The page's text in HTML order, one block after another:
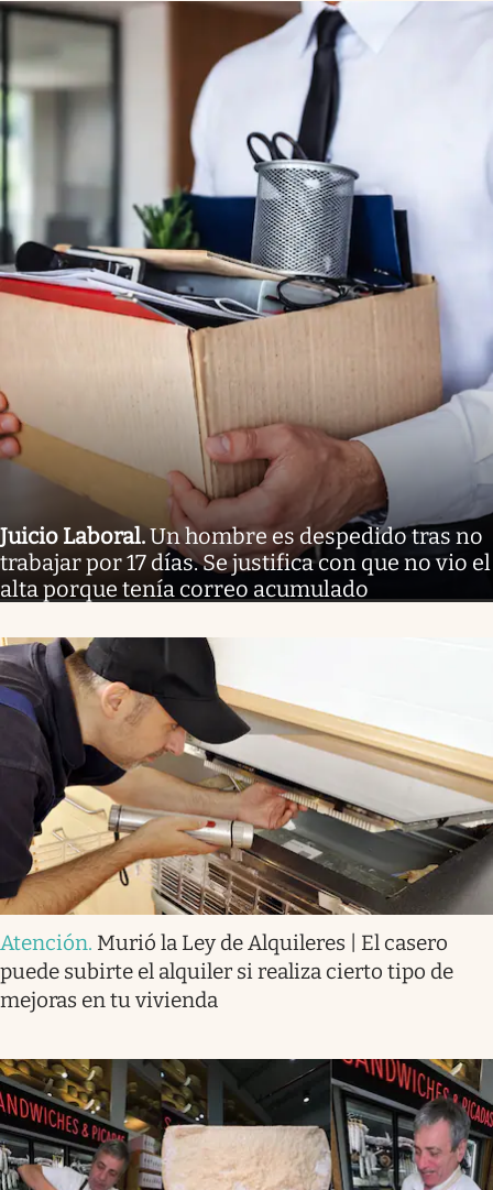
Juicio Laboral.Un hombre es despedido tras no
trabajar por 17 días. Se justifica con que no vio el
alta porque tenía correo acumulado
Atención. Murió la Ley de Alquileres | El casero
puede subirte el alquiler si realiza cierto tipo de
mejoras en tu vivienda